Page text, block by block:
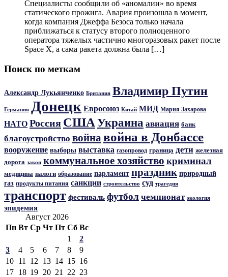
Специалисты сообщили об «аномалии» во время
статического прожига. Авария произошла в момент,
когда компания Джеффа Безоса только начала
приближаться к статусу второго полноценного
оператора тяжелых частично многоразовых ракет после
Space X, а сама ракета должна была […]
Поиск по меткам
Александр Лукьянченко Британия Владимир Путин
Германия Донецк Евросоюз Китай МИД Мария Захарова
НАТО Россия СШАУкраина авиация банк
благоустройство война война в Донбассе
вооружение выборы выставка газопровод граница дети железная
дорога закон коммунальное хозяйство криминал
медицина налоги образование парламент праздник природный
газ продукты питания санкции строительство суд трагедия
транспорт фестиваль футбол чемпионат экология
эпидемия
Август 2026
Пн Вт Ср Чт Пт Сб Вс
1
2
3
4 5 6 7 8
9
10 11 12 13 14 15 16
17 18 19 20 21 22 23